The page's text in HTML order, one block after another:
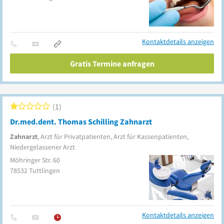
Kontaktdetails anzeigen
Gratis Termine anfragen
Dr.med.dent. Thomas Schilling Zahnarzt
Zahnarzt, Arzt für Privatpatienten, Arzt für Kassenpatienten,
Niedergelassener Arzt
1
Möhringer Str. 60
78532Tuttlingen
Kontaktdetails anzeigen